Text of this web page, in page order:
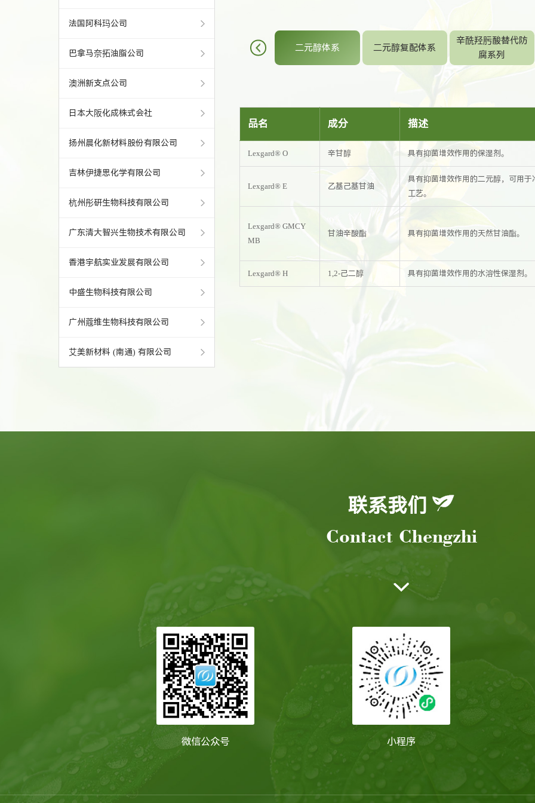
法国阿科玛公司
巴拿马奈拓油脂公司
澳洲新支点公司
日本大阪化成株式会社
扬州晨化新材料股份有限公司
吉林伊捷思化学有限公司
杭州彤研生物科技有限公司
广东清大智兴生物技术有限公司
香港宇航实业发展有限公司
中盛生物科技有限公司
广州蔻维生物科技有限公司
艾美新材料 (南通) 有限公司
二元醇体系 二元醇复配体系
辛酰羟肟酸替代防
腐系列
品名 成分 描述
Lexgard®O 辛甘醇 具有抑菌增效作用的保湿剂。
Lexgard®E 乙基己基甘油
具有抑菌增效作用的二元醇，可用于
工艺。
Lexgard®GMCY
MB
甘油辛酸酯 具有抑菌增效作用的天然甘油酯。
Lexgard®H 1,2-己二醇 具有抑菌增效作用的水溶性保湿剂。
联系我们
Contact Chengzhi
微信公众号 小程序